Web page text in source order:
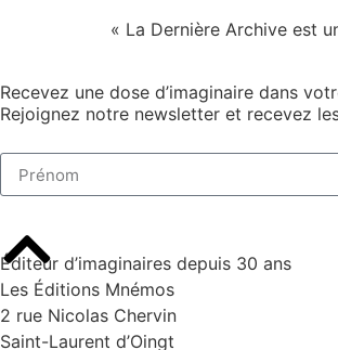
« La Dernière Archive est
Recevez une dose d’imaginaire dans
Rejoignez notre newsletter et recevez
Éditeur d’imaginaires depuis 30 ans
Les Éditions Mnémos
2 rue Nicolas Chervin
Saint-Laurent d’Oingt